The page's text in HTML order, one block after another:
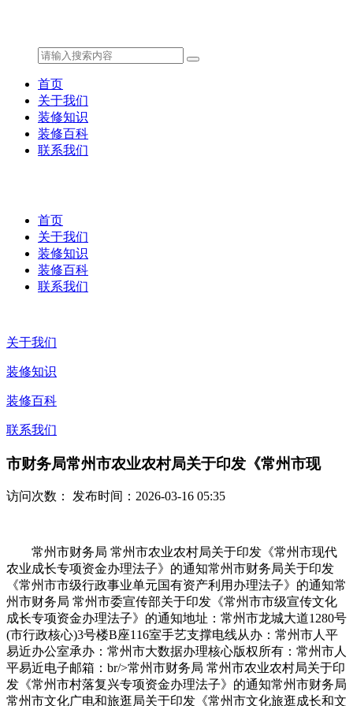
首页
关于我们
装修知识
装修百科
联系我们
首页
关于我们
装修知识
装修百科
联系我们
关于我们
装修知识
装修百科
联系我们
市财务局常州市农业农村局关于印发《常州市现
访问次数： 发布时间：2026-03-16 05:35
常州市财务局 常州市农业农村局关于印发《常州市现代
农业成长专项资金办理法子》的通知常州市财务局关于印发
《常州市市级行政事业单元国有资产利用办理法子》的通知常
州市财务局 常州市委宣传部关于印发《常州市市级宣传文化
成长专项资金办理法子》的通知地址：常州市龙城大道1280号
(市行政核心)3号楼B座116室手艺支撑电线从办：常州市人平
易近办公室承办：常州市大数据办理核心版权所有：常州市人
平易近电子邮箱：br/>常州市财务局 常州市农业农村局关于印
发《常州市村落复兴专项资金办理法子》的通知常州市财务局
常州市文化广电和旅逛局关于印发《常州市文化旅逛成长和文